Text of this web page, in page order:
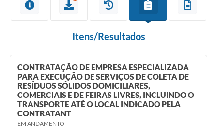
Itens/Resultados
CONTRATAÇÃO DE EMPRESA ESPECIALIZADA
PARA EXECUÇÃO DE SERVIÇOS DE COLETA DE
RESÍDUOS SÓLIDOS DOMICILIARES,
COMERCIAIS E DE FEIRAS LIVRES, INCLUINDO O
TRANSPORTE ATÉ O LOCAL INDICADO PELA
CONTRATANT
EM ANDAMENTO